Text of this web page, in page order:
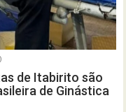
de Itabirito são
de Ginástica